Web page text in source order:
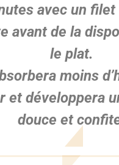
avec un filet
avant de la
le plat.
moins
et développera
douce et